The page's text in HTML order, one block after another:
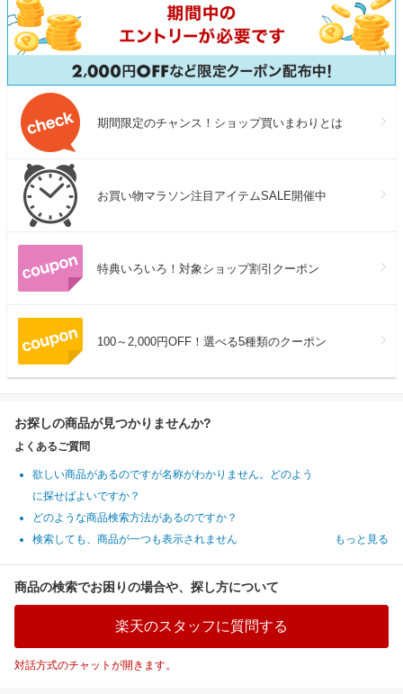
期間限定のチャンス！ショップ買いまわりとは
お買い物マラソン注目アイテムSALE開催中
特典いろいろ！対象ショップ割引クーポン
100～2,000円OFF！選べる5種類のクーポン
お探しの商品が見つかりませんか?
よくあるご質問
欲しい商品があるのですが名称がわかりません。どのよう
に探せばよいですか？
どのような商品検索方法があるのですか？
検索しても、商品が一つも表示されません
もっと見る
商品の検索でお困りの場合や、探し方について
楽天のスタッフに質問する
対話方式のチャットが開きます。